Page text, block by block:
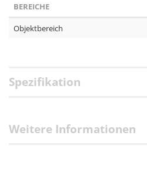
BEREICHE
Objektbereich
Spezifikation
Weitere Informationen